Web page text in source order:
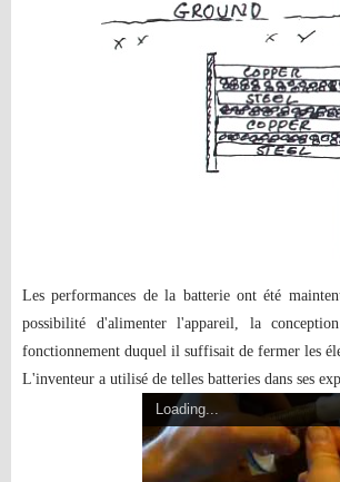
Les performances de la batterie ont été
possibilité d'alimenter l'appareil, la
fonctionnement duquel il suffisait de fermer les
L'inventeur a utilisé de telles batteries dans ses
Loading...